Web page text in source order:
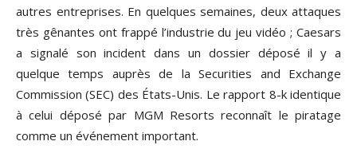
autres entreprises. En quelques semaines, deux attaques
très gênantes ont frappé l’industrie du jeu vidéo ; Caesars
a signalé son incident dans un dossier déposé il y a
quelque temps auprès de la Securities and Exchange
Commission (SEC) des États-Unis. Le rapport 8-k identique
à celui déposé par MGM Resorts reconnaît le piratage
comme un événement important.